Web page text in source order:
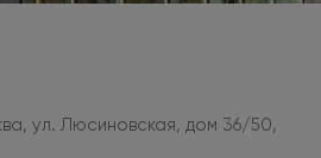
ул. Люсиновская, дом 36/50,